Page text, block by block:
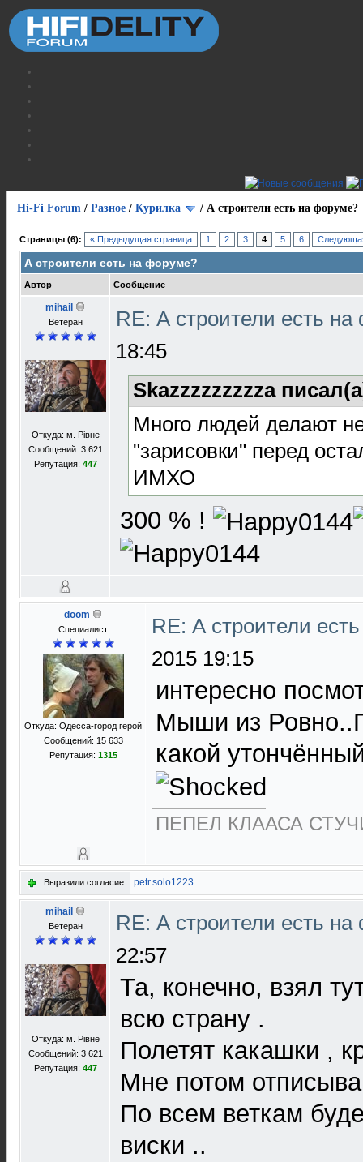
Hi-Fi Forum / Разное / Курилка / А строители есть на форуме?
Страницы (6): « Предыдущая страница 1 2 3 4 5 6
А строители есть на форуме?
Автор Сообщение
mihail
Ветеран
Откуда: м. Рівне
Сообщений: 3 621
Репутация: 447
RE: А строители есть
18:45
Skazzzzzzzzza
Много людей делают
"зарисовки" перед
ИМХО
300 % !
doom
Специалист
Откуда: Одесса-город герой
Сообщений: 15 633
Репутация: 1315
RE: А строители
2015 19:15
интересно
Мыши из
какой
ПЕПЕЛ КЛААСА
Выразили согласие: petr.solo1223
mihail
Ветеран
Откуда: м. Рівне
Сообщений: 3 621
Репутация: 447
RE: А строители есть
22:57
Та, конечно, взял
всю страну .
Полетят какашки ,
Мне потом
По всем веткам
виски ..